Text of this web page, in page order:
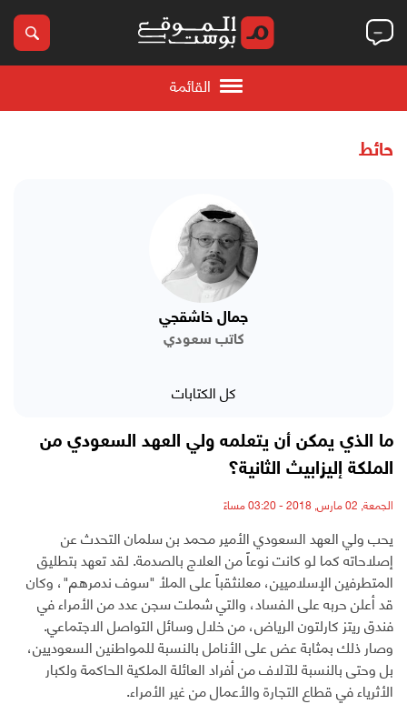
القائمة
حائط
جمال خاشقجي
كاتب سعودي
كل الكتابات
ما الذي يمكن أن يتعلمه ولي العهد السعودي من
الملكة إليزابيث الثانية؟
الجمعة, 02 مارس, 2018 - 03:20 مساءً
يحب ولي العهد السعودي الأمير محمد بن سلمان التحدث عن
إصلاحاته كما لو كانت نوعاً من العلاج بالصدمة. لقد تعهد بتطليق
المتطرفين الإسلاميين، معلنثقباً على الملأ "سوف ندمرهم"، وكان
قد أعلن حربه على الفساد، والتي شملت سجن عدد من الأمراء في
فندق ريتز كارلتون الرياض، من خلال وسائل التواصل الاجتماعي.
وصار ذلك بمثابة عض على الأنامل بالنسبة للمواطنين السعوديين،
بل وحتى بالنسبة للآلاف من أفراد العائلة الملكية الحاكمة ولكبار
الأثرياء في قطاع التجارة والأعمال من غير الأمراء.